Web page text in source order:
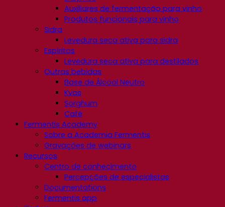
Auxiliares de fermentação para vinho
Produtos funcionais para vinho
Sidra
Levedura seca ativa para sidra
Espíritos
Levedura seca ativa para destilados
Outras bebidas
Base de Álcool Neutro
Kvas
Sorghum
Café
Fermentis Academy
Sobre a Academia Fermentis
Gravações de webinars
Recursos
Centro de conhecimento
Percepções de especialistas
Documentations
Fermentis app